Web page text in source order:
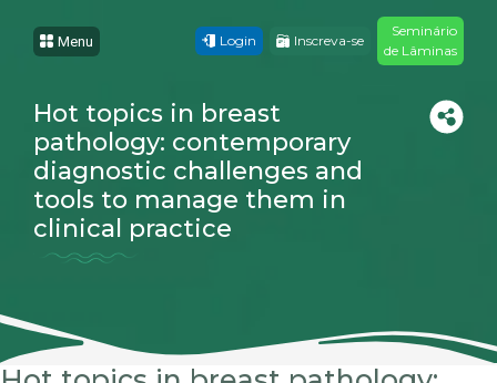
Hot topics in breast
pathology: contemporary
diagnostic challenges and
tools to manage them in
clinical practice
Menu Login Inscreva-se
Seminário
de Lâminas